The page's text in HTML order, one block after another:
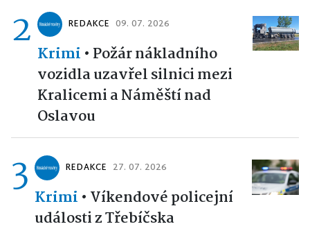
2 REDAKCE 09. 07. 2026
Krimi • Požár nákladního
vozidla uzavřel silnici mezi
Kralicemi a Náměští nad
Oslavou
3 REDAKCE 27. 07. 2026
Krimi • Víkendové policejní
události z Třebíčska